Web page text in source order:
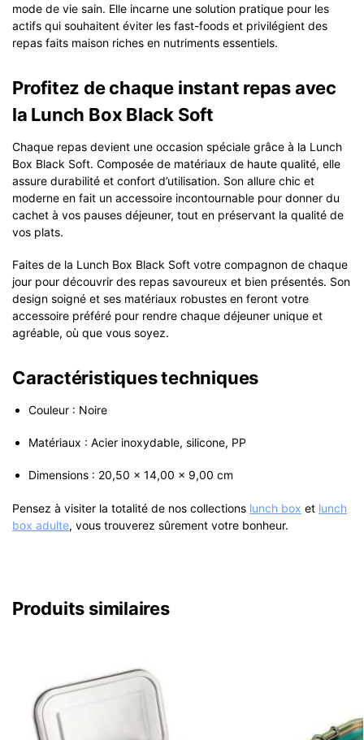
mode de vie sain. Elle incarne une solution pratique pour les
actifs qui souhaitent éviter les fast-foods et privilégient des
repas faits maison riches en nutriments essentiels.
Profitez de chaque instant repas avec
la Lunch Box Black Soft
Chaque repas devient une occasion spéciale grâce à la Lunch
Box Black Soft. Composée de matériaux de haute qualité, elle
assure durabilité et confort d’utilisation. Son allure chic et
moderne en fait un accessoire incontournable pour donner du
cachet à vos pauses déjeuner, tout en préservant la qualité de
vos plats.
Faites de la Lunch Box Black Soft votre compagnon de chaque
jour pour découvrir des repas savoureux et bien présentés. Son
design soigné et ses matériaux robustes en feront votre
accessoire préféré pour rendre chaque déjeuner unique et
agréable, où que vous soyez.
Caractéristiques techniques
Couleur : Noire
Matériaux : Acier inoxydable, silicone, PP
Dimensions : 20,50 x 14,00 x 9,00 cm
Pensez à visiter la totalité de nos collections lunch box et lunch
box adulte, vous trouverez sûrement votre bonheur.
Produits similaires